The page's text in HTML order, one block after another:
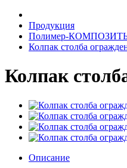
Продукция
Полимер-
Колпак столба
Колпак
Описание